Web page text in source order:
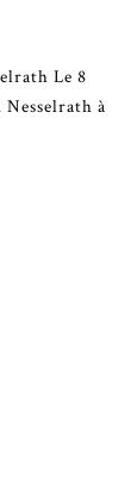
Le 8
à